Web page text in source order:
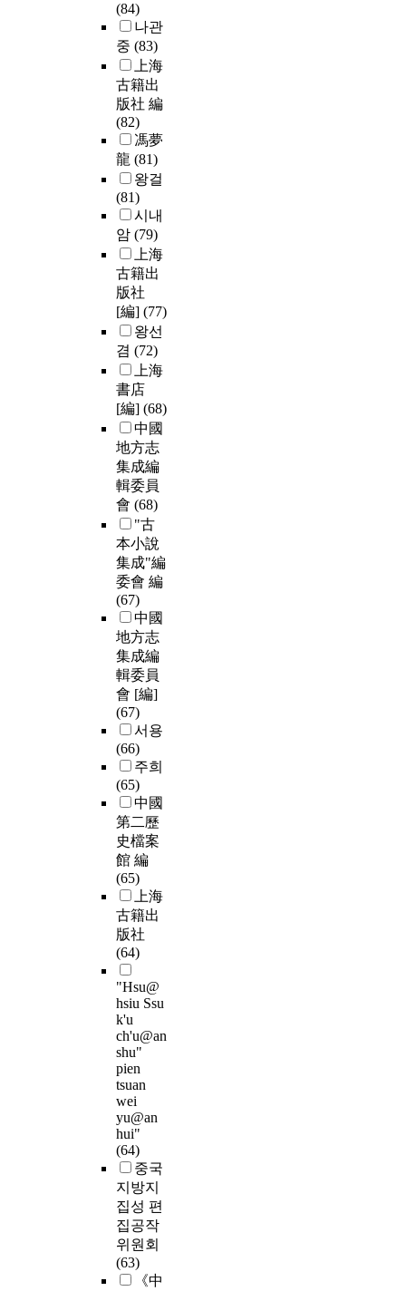
(84)
나관
중 (83)
上海
古籍出
版社 編
(82)
馮夢
龍 (81)
왕걸
(81)
시내
암 (79)
上海
古籍出
版社
[編] (77)
왕선
겸 (72)
上海
書店
[編] (68)
中國
地方志
集成編
輯委員
會 (68)
"古
本小說
集成"編
委會 編
(67)
中國
地方志
集成編
輯委員
會 [編]
(67)
서용
(66)
주희
(65)
中國
第二歷
史檔案
館 編
(65)
上海
古籍出
版社
(64)
"Hsu@
hsiu Ssu
k'u
ch'u@an
shu"
pien
tsuan
wei
yu@an
hui"
(64)
중국
지방지
집성 편
집공작
위원회
(63)
《中